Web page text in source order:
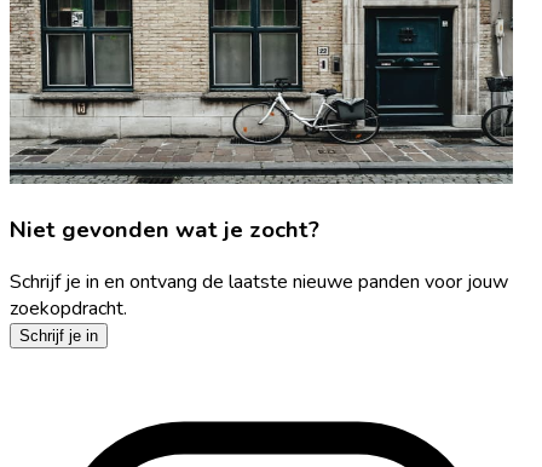
Niet gevonden wat je zocht?
Schrijf je in en ontvang de laatste nieuwe panden voor jouw
zoekopdracht.
Schrijf je in